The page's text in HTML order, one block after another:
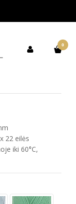
0
22 eilės
iki 60°C,